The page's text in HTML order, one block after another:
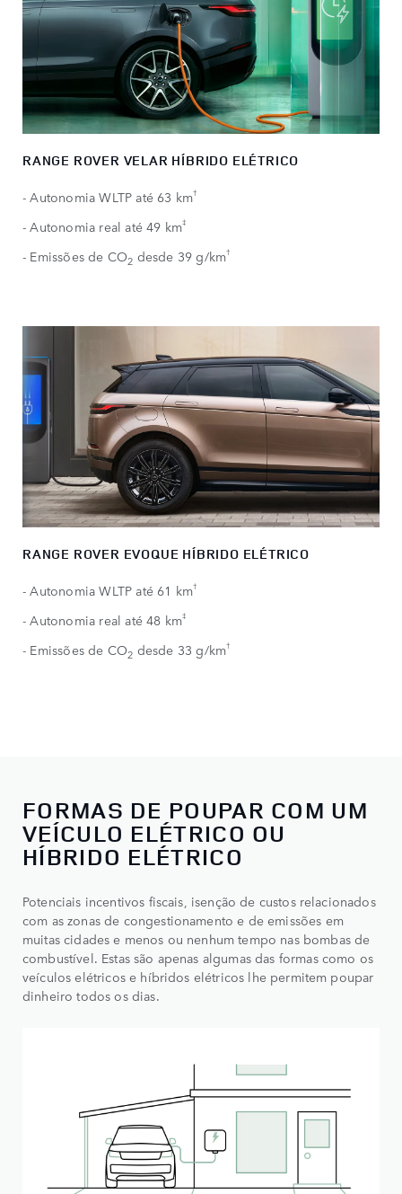
RANGE ROVER VELAR HÍBRIDO ELÉTRICO​
- Autonomia WLTP até 63 km†
- Autonomia real até 49 km‡
- Emissões de CO2 desde 39 g/km†
RANGE ROVER EVOQUE HÍBRIDO ELÉTRICO​
- Autonomia WLTP até 61 km†
- Autonomia real até 48 km‡
- Emissões de CO2 desde 33 g/km†
FORMAS DE POUPAR COM UM
VEÍCULO ELÉTRICO OU
HÍBRIDO ELÉTRICO
Potenciais incentivos fiscais, isenção de custos relacionados
com as zonas de congestionamento e de emissões em
muitas cidades e menos ou nenhum tempo nas bombas de
combustível. Estas são apenas algumas das formas como os
veículos elétricos e híbridos elétricos lhe permitem poupar
dinheiro todos os dias.